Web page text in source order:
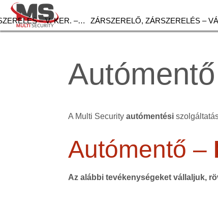
– V. KER. –… ZÁRSZERELŐ, ZÁRSZERELÉS –
A Multi Securityautómentési
Autómentő –
Az alábbi tevékenységeket vállaljuk,